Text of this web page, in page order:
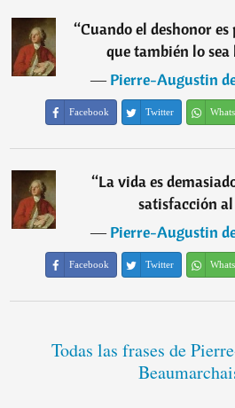
“Cuando el deshonor
que también lo
―Pierre-Augustin
Facebook Twitter
“La vida es
satisfacción
―Pierre-Augustin
Facebook Twitter
Todas las frases de